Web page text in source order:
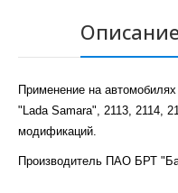
Применение на
"Lada Samara", 2113, 2114,
модификаций.
Производитель ПАО БРТ